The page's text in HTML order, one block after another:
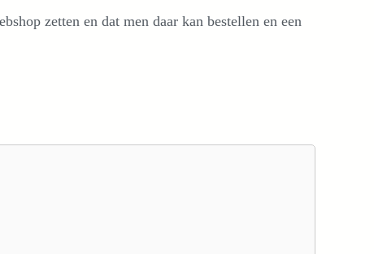
zetten en dat men daar kan bestellen en een